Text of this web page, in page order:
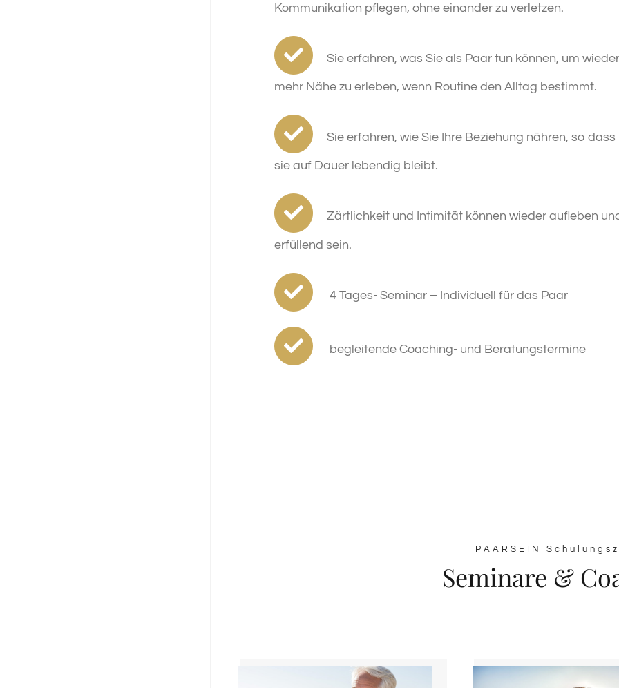
Kommunikation pflegen, ohne einander zu verletzen.
Sie erfahren, was Sie als Paar tun können, um
mehr Nähe zu erleben, wenn Routine den Alltag bestimmt.
Sie erfahren, wie Sie Ihre Beziehung nähren, so dass
sie auf Dauer lebendig bleibt.
Zärtlichkeit und Intimität können wieder aufleben
erfüllend sein.
4 Tages- Seminar – Individuell für das Paar
begleitende Coaching- und Beratungstermine
PAARSEIN
Seminare &